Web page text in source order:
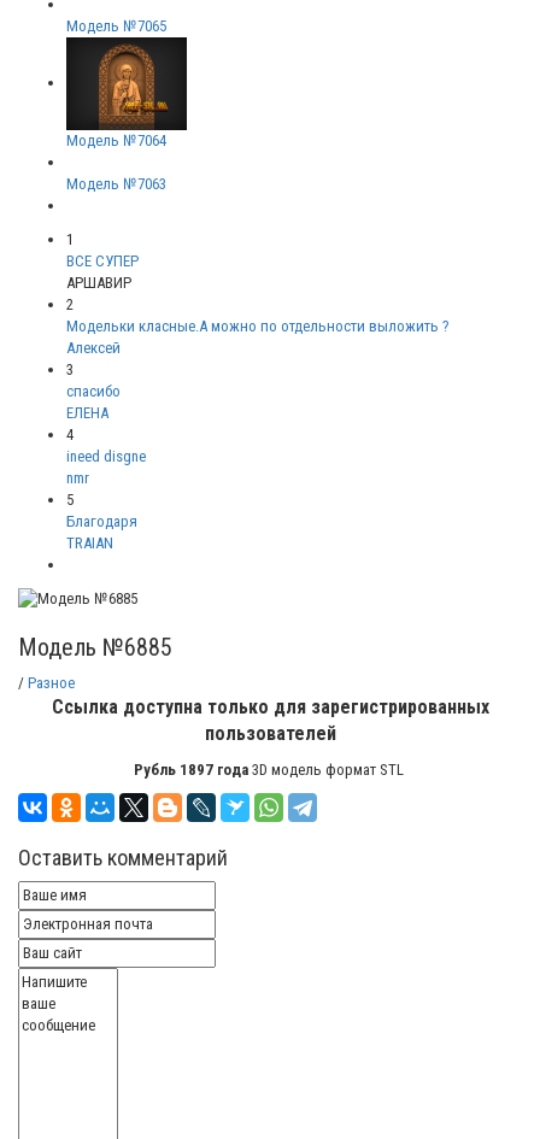
Модель №7065
Модель №7064
Модель №7063
1
ВСЕ СУПЕР
АРШАВИР
2
Модельки класные.А можно по отдельности выложить ?
Алексей
3
спасибо
ЕЛЕНА
4
ineed disgne
nmr
5
Благодаря
TRAIAN
Модель №6885
/ Разное
Ссылка доступна только для зарегистрированных
пользователей
Рубль 1897 года 3D модель формат STL
Оставить комментарий